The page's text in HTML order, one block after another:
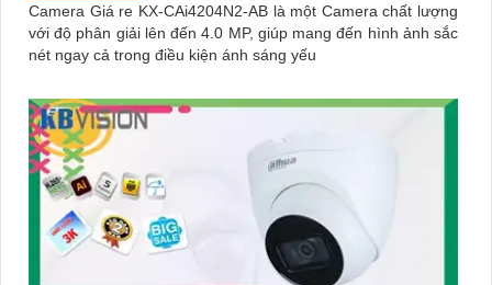
Camera Giá re KX-CAi4204N2-AB là một Camera chất lượng
với độ phân giải lên đến 4.0 MP, giúp mang đến hình ảnh sắc
nét ngay cả trong điều kiện ánh sáng yếu